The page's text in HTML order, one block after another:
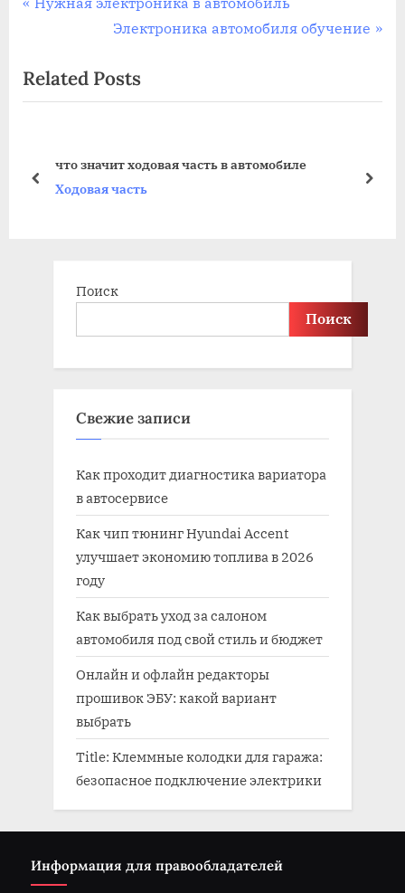
Навигация
записям
v
i
s
N
x
t
Электроника автомобиля обучение
Related Posts
что значит ходовая часть в автомобиле
Ходовая часть
prev next
Поиск
Поиск
Свежие записи
Как проходит диагностика вариатора
в автосервисе
Как чип тюнинг Hyundai Accent
улучшает экономию топлива в 2026
году
Как выбрать уход за салоном
автомобиля под свой стиль и бюджет
Онлайн и офлайн редакторы
прошивок ЭБУ: какой вариант
выбрать
Title: Клеммные колодки для гаража:
безопасное подключение электрики
Информация для правообладателей